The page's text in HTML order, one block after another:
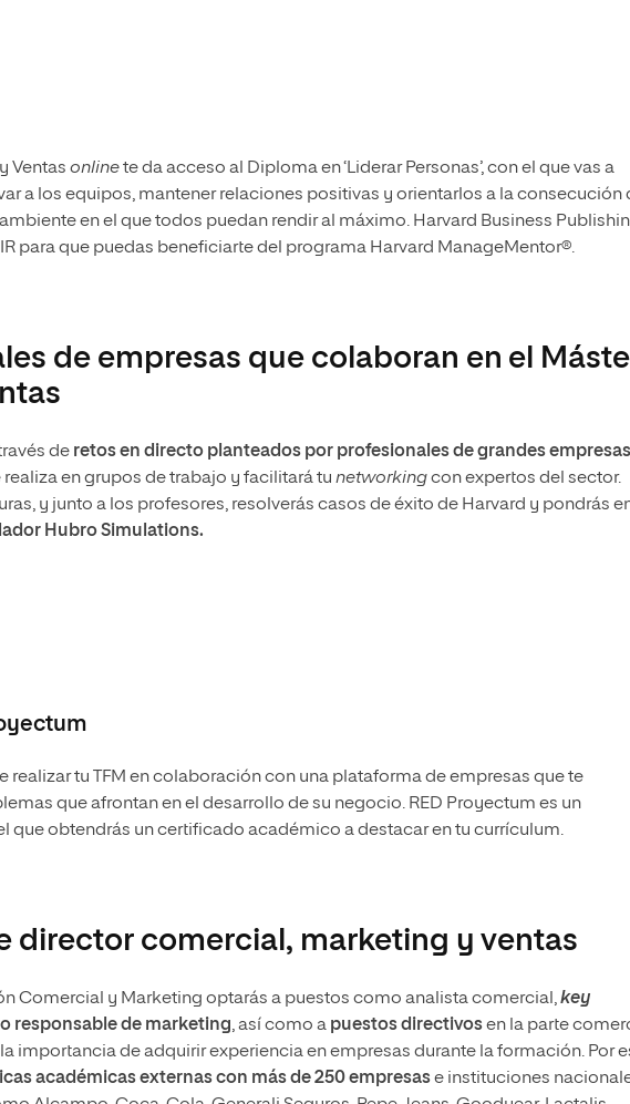
Ventas onlinete da acceso al Diploma en ‘Liderar Personas’, con el que vas a
a los equipos, mantener relaciones positivas y orientarlos a la consecución
en el que todos puedan rendir al máximo. Harvard Business
para que puedas beneficiarte del programa Harvard ManageMentor®.
de empresas que colaboran en el
de retos en directo planteados por profesionales de grandes empresas
realiza en grupos de trabajo y facilitará tu networkingcon expertos del sector.
y junto a los profesores, resolverás casos de éxito de Harvard y pondrás
Hubro Simulations.
realizar tu TFM en colaboración con una plataforma de empresas que te
que afrontan en el desarrollo de su negocio. RED Proyectum es un
que obtendrás un certificado académico a destacar en tu currículum.
director comercial, marketing y ventas
Comercial y Marketing optarás a puestos como analista comercial,key
responsable de marketing, así como a puestos directivosen la parte
importancia de adquirir experiencia en empresas durante la formación. Por
académicas externas con más de 250 empresase instituciones